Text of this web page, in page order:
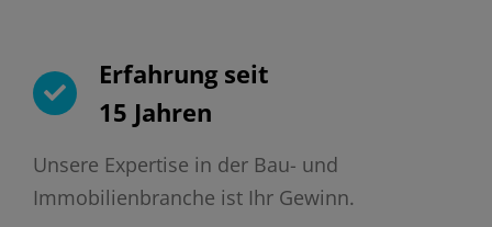
Erfahrung seit
15 Jahren
Unsere Expertise in der Bau- und
Immobilienbranche ist Ihr Gewinn.